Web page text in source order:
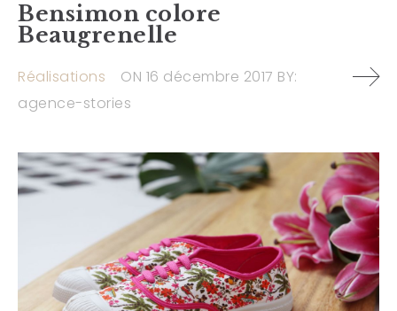
Bensimon colore
Beaugrenelle
Réalisations ON 16 décembre 2017 BY:
agence-stories